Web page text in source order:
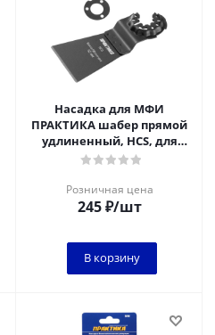
Насадка для МФИ
ПРАКТИКА шабер прямой
удлиненный, HCS, для
снятия краски и др.,
Розничная цена
245₽/шт
В корзину